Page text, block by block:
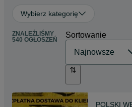
Wybierz kategorię
ZNALEŹLIŚMY
540 OGŁOSZEŃ
Sortowanie
POLSKI